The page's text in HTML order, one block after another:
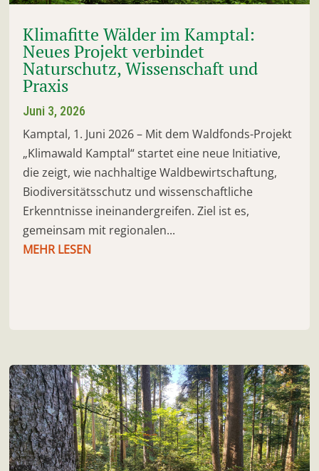
Klimafitte Wälder im Kamptal:
Neues Projekt verbindet
Naturschutz, Wissenschaft und
Praxis
Juni 3, 2026
Kamptal, 1. Juni 2026 – Mit dem Waldfonds-Projekt
„Klimawald Kamptal“ startet eine neue Initiative,
die zeigt, wie nachhaltige Waldbewirtschaftung,
Biodiversitätsschutz und wissenschaftliche
Erkenntnisse ineinandergreifen. Ziel ist es,
gemeinsam mit regionalen...
MEHR LESEN